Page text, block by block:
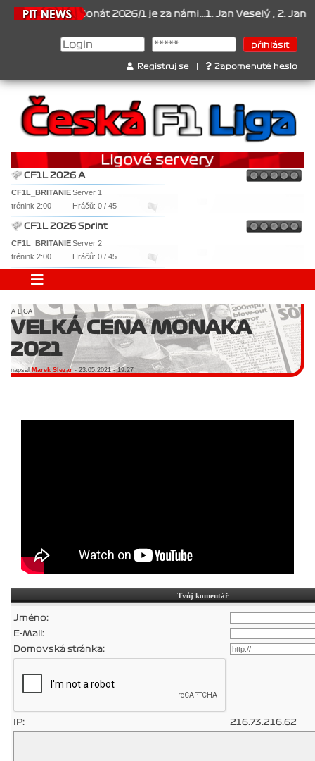
Šampionát 2026/1 je za námi...1. Jan Veselý , 2. Jan
Registruj se Zapomenuté heslo
CF1L 2026 A
CF1L_BRITANIEServer 1
trénink 2:00
Hráčů: 0 / 45
CF1L 2026 Sprint
CF1L_BRITANIEServer 2
trénink 2:00
Hráčů: 0 / 45
A LIGA
VELKÁ CENA MONAKA
2021
napsalMarek Slezar - 23.05.2021 - 19:27
Tvůj komentář
Jméno:
E-Mail:
Domovská stránka:
IP: 216.73.216.62